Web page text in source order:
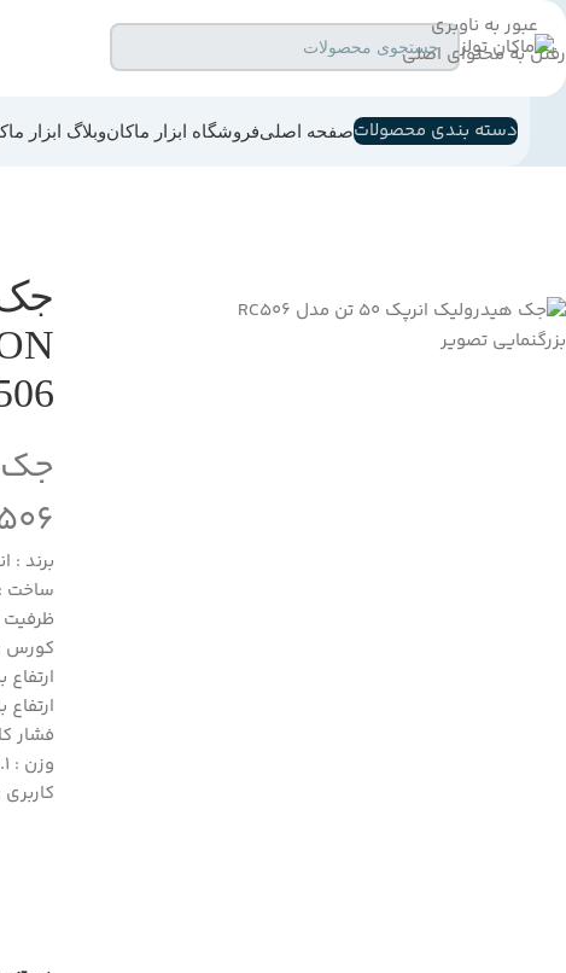
عبور به ناوبری
رفتن به محتوای اصلی
دسته بندی محصولاتصفحه اصلیفروشگاه ابزار ماکانوبلاگ ابزار
بزرگنمایی تصویر
جک
جک
برند :
ساخت :
ظرفیت : 50
کورس : 159
ارتفاع بسته :
ارتفاع باز
فشار کاری
وزن : 23.1 کیلوگرم